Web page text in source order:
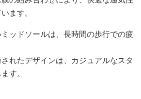
ます。
ッドソールは、長時間の歩行での疲
れたデザインは、カジュアルなスタ
す。